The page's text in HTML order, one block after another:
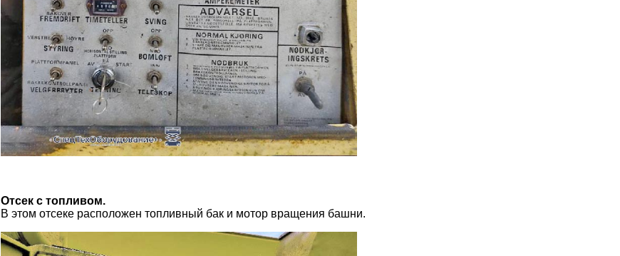
Отсек с топливом.
В этом отсеке расположен топливный бак и мотор вращения башни.